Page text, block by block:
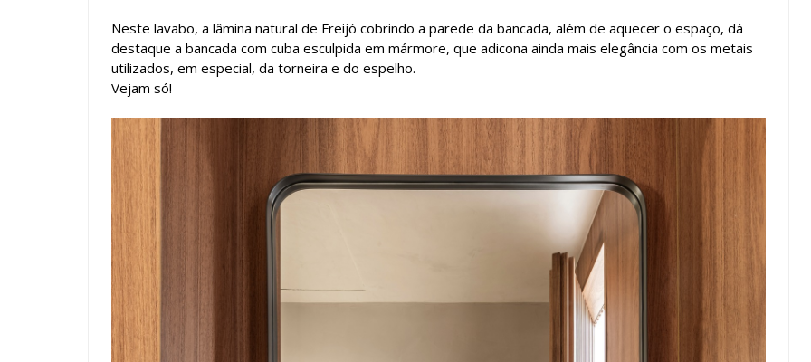
Neste lavabo, a lâmina natural de Freijó cobrindo a parede da bancada, além de aquecer o espaço, dá
destaque a bancada com cuba esculpida em mármore, que adicona ainda mais elegância com os metais
utilizados, em especial, da torneira e do espelho.
Vejam só!